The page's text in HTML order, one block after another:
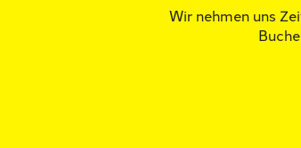
Wir nehmen uns